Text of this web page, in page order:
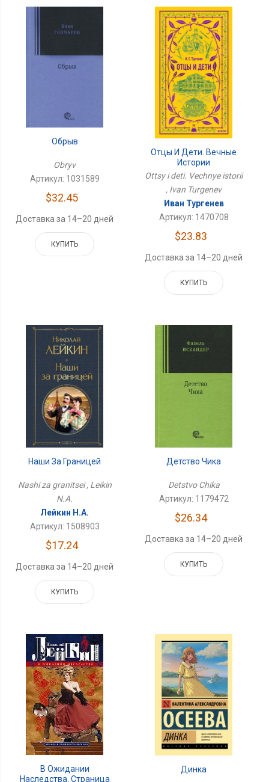
Обрыв
Obryv
Артикул: 1031589
$32.45
Доставка за 14–20 дней
КУПИТЬ
Отцы И Дети. Вечные
Истории
Ottsy i deti. Vechnye istorii
, Ivan Turgenev
Иван Тургенев
Артикул: 1470708
$23.83
Доставка за 14–20 дней
КУПИТЬ
Наши За Границей
Nashi za granitsei , Leikin
N.A.
Лейкин Н.А.
Артикул: 1508903
$17.24
Доставка за 14–20 дней
КУПИТЬ
Детство Чика
Detstvo Chika
Артикул: 1179472
$26.34
Доставка за 14–20 дней
КУПИТЬ
В Ожидании
Наследства. Страница
Динка